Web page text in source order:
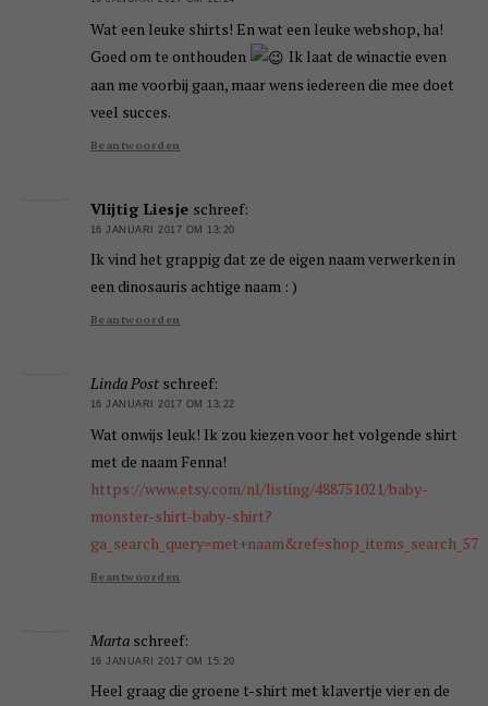
Wat een leuke shirts! En wat een leuke webshop, ha!
Goed om te onthouden
Ik laat de winactie even
aan me voorbij gaan, maar wens iedereen die mee doet
veel succes.
Beantwoorden
Vlijtig Liesje schreef:
16 JANUARI 2017 OM 13:20
Ik vind het grappig dat ze de eigen naam verwerken in
een dinosauris achtige naam : )
Beantwoorden
Linda Post schreef:
16 JANUARI 2017 OM 13:22
Wat onwijs leuk! Ik zou kiezen voor het volgende shirt
met de naam Fenna!
https://www.etsy.com/nl/listing/488751021/baby-
monster-shirt-baby-shirt?
ga_search_query=met+naam&ref=shop_items_search_57
Beantwoorden
Marta schreef:
16 JANUARI 2017 OM 15:20
Heel graag die groene t-shirt met klavertje vier en de